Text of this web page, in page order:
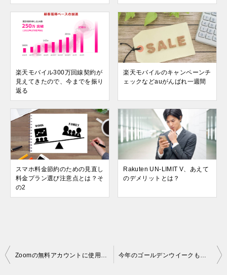
楽天モバイル300万回線契約が
見えてきたので、今までを振り
返る
楽天モバイルのキャンペーンチ
ェックなどauがんばれ一週間
スマホ料金節約のための見直し
料金プラン選び注意点とは？そ
の2
Rakuten UN-LIMIT V、あえて
のデメリットとは？
投
Zoomの無料アカウントに使用注意！40分制限が一対一でも・・ 今年のゴールデンウイークも気をつけて！Zoomが変化の一週間